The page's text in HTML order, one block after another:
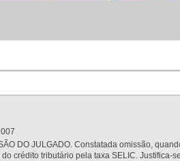
DO JULGADO. Constatada omissão,
crédito tributário pela taxa SELIC. Justifica-